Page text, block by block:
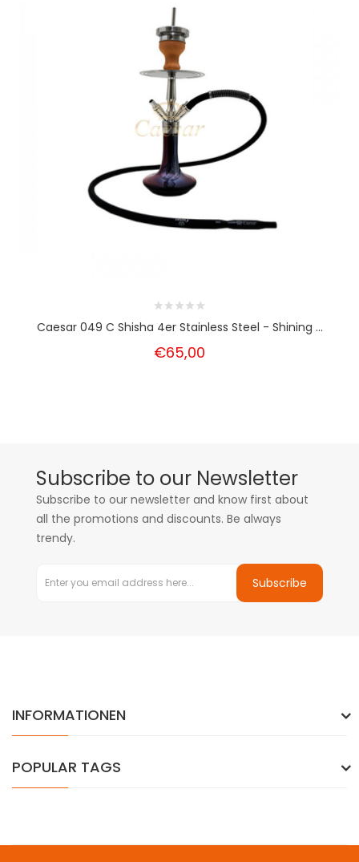
Caesar 049 C Shisha 4er Stainless Steel - Shining ...
€65,00
Subscribe to our Newsletter
Subscribe to our newsletter and know first about
all the promotions and discounts. Be always
trendy.
Subscribe
INFORMATIONEN
POPULAR TAGS